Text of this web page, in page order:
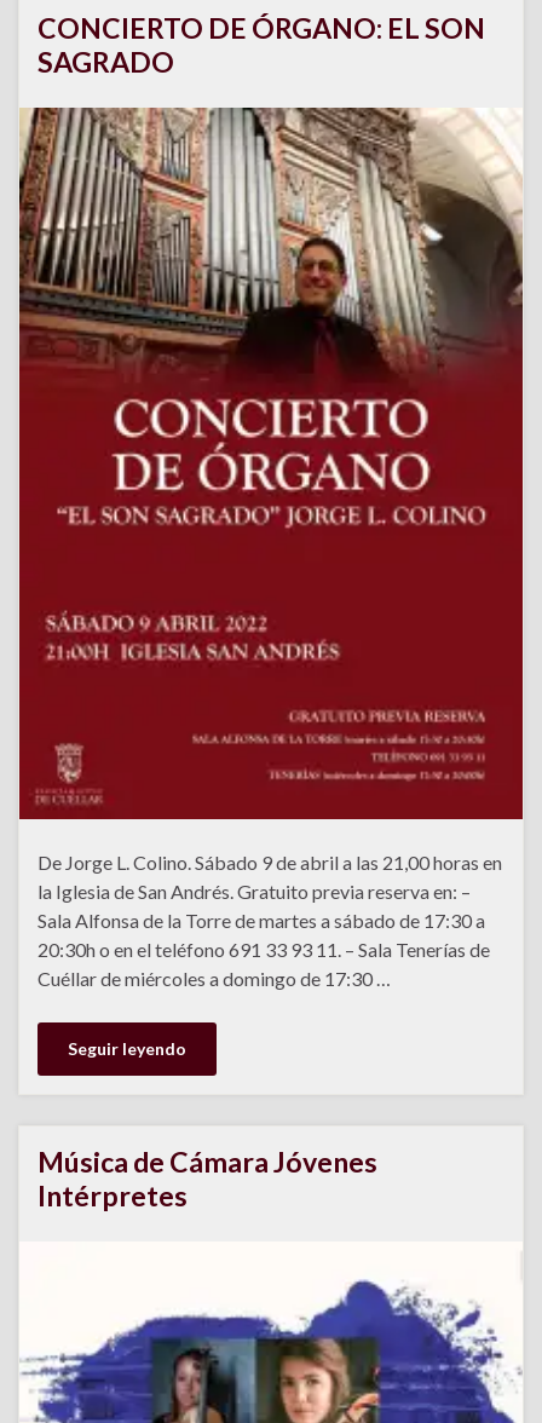
CONCIERTO DE ÓRGANO: EL SON
SAGRADO
De Jorge L. Colino. Sábado 9 de abril a las 21,00 horas en
la Iglesia de San Andrés. Gratuito previa reserva en: –
Sala Alfonsa de la Torre de martes a sábado de 17:30 a
20:30h o en el teléfono 691 33 93 11. – Sala Tenerías de
Cuéllar de miércoles a domingo de 17:30 …
Seguir leyendo
Música de Cámara Jóvenes
Intérpretes